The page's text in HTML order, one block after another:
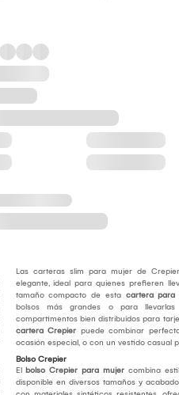
Las carteras slim para mujer de
elegante, ideal para quienes prefieren
tamaño compacto de esta cartera para
bolsos más grandes o para
compartimentos bien distribuidos para
cartera Crepier puede combinar
ocasión especial, o con un vestido casual
Bolso Crepier
El
bolso Crepier para mujer combina
disponible en diversos tamaños y